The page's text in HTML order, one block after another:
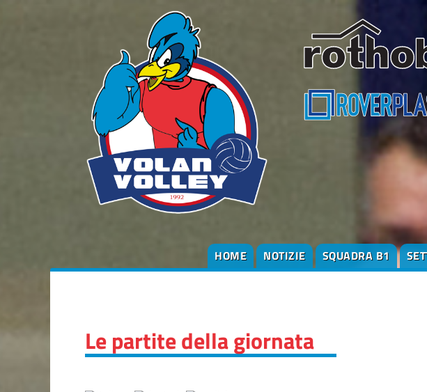
HOME NOTIZIE SQUADRA B1
Le partite della giornata